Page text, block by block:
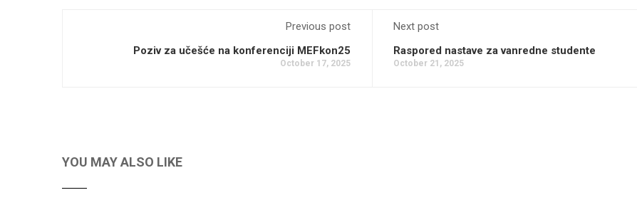
Previous post
Poziv za učešće na konferenciji MEFkon25
October 17, 2025
Next post
Raspored nastave za vanredne studente
October 21, 2025
YOU MAY ALSO LIKE